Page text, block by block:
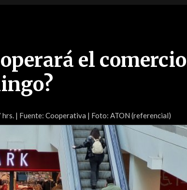
el comercio
hrs. | Fuente: Cooperativa | Foto: ATON (referencial)